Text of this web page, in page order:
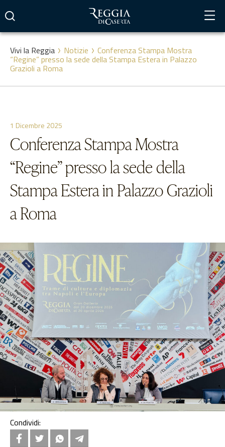
contenuto
Vivi la Reggia Notizie Conferenza Stampa Mostra
“Regine” presso la sede della Stampa Estera in Palazzo
Grazioli a Roma
1 Dicembre 2025
Conferenza Stampa Mostra
“Regine” presso la sede della
Stampa Estera in Palazzo Grazioli
a Roma
Condividi: